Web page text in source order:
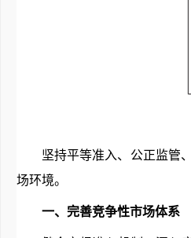
坚持平等准入、公正监管
场环境。
一、完善竞争性市场体系